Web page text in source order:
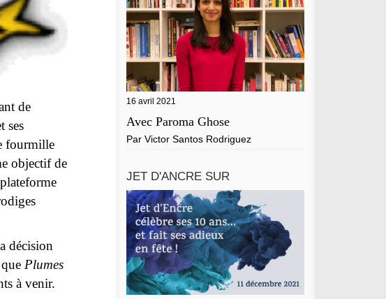
de
ses
fourmille
objectif de
décision
Plumes
à venir.
Enregistrer mon nom, mon e-mail et mon site web dans
le navigateur pour mon prochain commentaire.
16 avril 2021
Avec Paroma Ghose
Par Victor Santos Rodriguez
JET D'ANCRE SUR